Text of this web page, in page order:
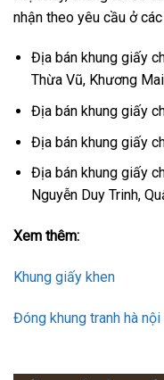
nhận theo yêu cầu ở
Địa bán khung giấy
Thừa Vũ, Khương
Địa bán khung giấy
Địa bán khung giấy
Địa bán khung giấy
Nguyễn Duy Trinh,
Xem thêm:
Khung giấy khen
Đóng khung tranh hà nội